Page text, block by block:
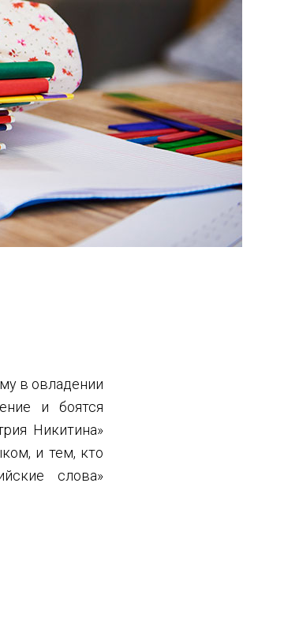
в овладении
и боятся
Никитина»
и тем, кто
слова»